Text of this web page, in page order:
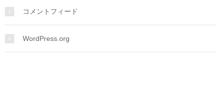
コメントフィード
WordPress.org